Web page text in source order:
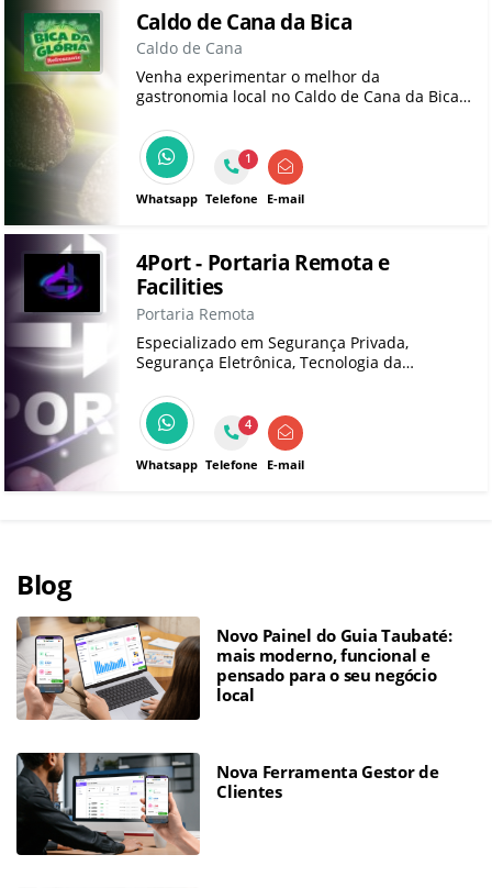
Caldo de Cana da Bica
Caldo de Cana
Venha experimentar o melhor da
gastronomia local no Caldo de Cana da Bica:
refrescante e muito mais!
Whatsapp
1
Telefone E-mail
4Port - Portaria Remota e
Facilities
Portaria Remota
Especializado em Segurança Privada,
Segurança Eletrônica, Tecnologia da
Nossa equipe de profissionais altamente
qualificados oferece solução de alta
tecnologia para garantir proteção, eficiência
e inovação.
Whatsapp
4
Telefone E-mail
Blog
Novo Painel do Guia Taubaté:
mais moderno, funcional e
pensado para o seu negócio
local
Nova Ferramenta Gestor de
Clientes